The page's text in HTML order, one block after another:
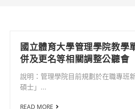
國立體育大學管理學院教學
併及更名等相關調整公聽會
說明：管理學院目前規劃於在職專班
碩士」...
READ MORE